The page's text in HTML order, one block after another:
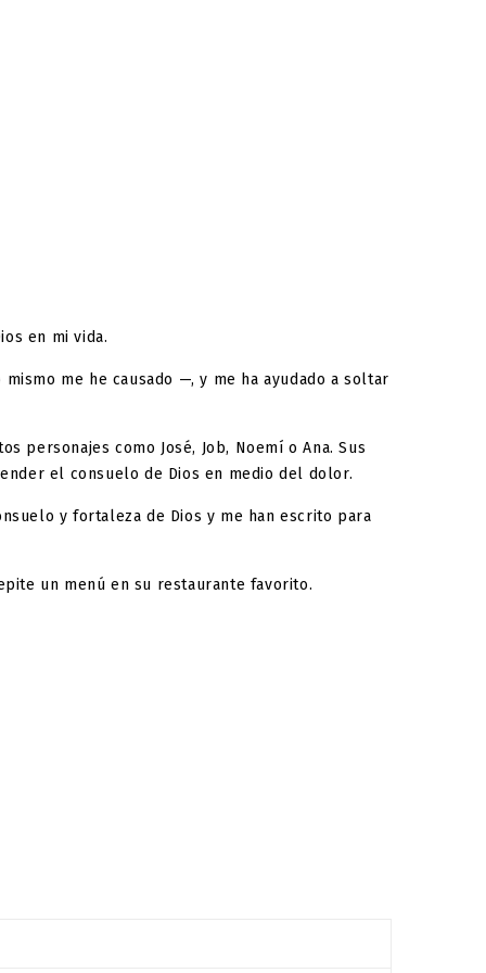
en mi vida.
me he causado —, y me ha ayudado a soltar
personajes como José, Job, Noemí o Ana. Sus
el consuelo de Dios en medio del dolor.
y fortaleza de Dios y me han escrito para
un menú en su restaurante favorito.